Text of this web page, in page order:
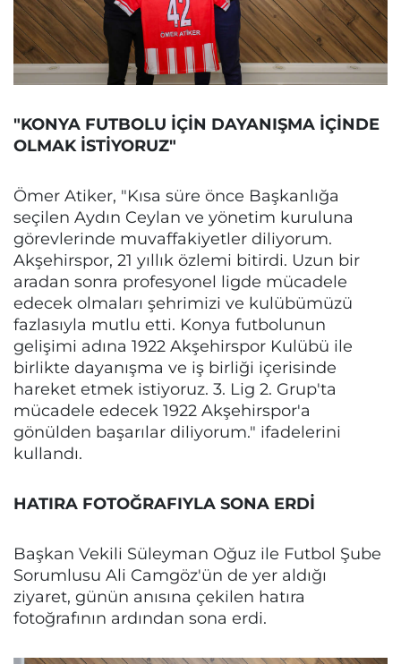
"KONYA FUTBOLU İÇİN DAYANIŞMA İÇİNDE
OLMAK İSTİYORUZ"
Ömer Atiker, "Kısa süre önce Başkanlığa
seçilen Aydın Ceylan ve yönetim kuruluna
görevlerinde muvaffakiyetler diliyorum.
Akşehirspor, 21 yıllık özlemi bitirdi. Uzun bir
aradan sonra profesyonel ligde mücadele
edecek olmaları şehrimizi ve kulübümüzü
fazlasıyla mutlu etti. Konya futbolunun
gelişimi adına 1922 Akşehirspor Kulübü ile
birlikte dayanışma ve iş birliği içerisinde
hareket etmek istiyoruz. 3. Lig 2. Grup'ta
mücadele edecek 1922 Akşehirspor'a
gönülden başarılar diliyorum." ifadelerini
kullandı.
HATIRA FOTOĞRAFIYLA SONA ERDİ
Başkan Vekili Süleyman Oğuz ile Futbol Şube
Sorumlusu Ali Camgöz'ün de yer aldığı
ziyaret, günün anısına çekilen hatıra
fotoğrafının ardından sona erdi.